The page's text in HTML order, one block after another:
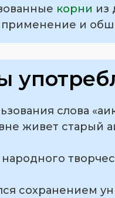
корни из
применение и
слова
живет старый
сохранением